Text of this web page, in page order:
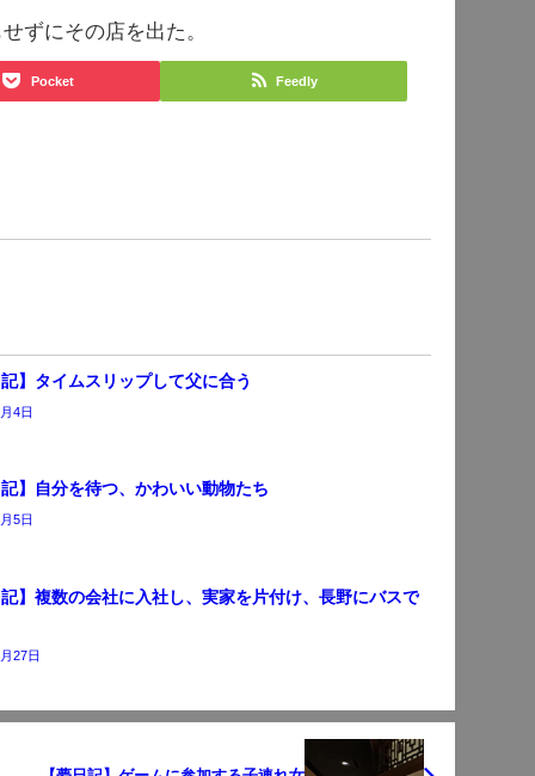
ずにその店を出た。
Pocket Feedly
】タイムスリップして父に合う
4日
】自分を待つ、かわいい動物たち
5日
】複数の会社に入社し、実家を片付け、長野にバスで
27日